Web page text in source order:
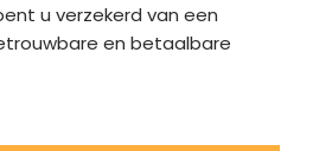
u verzekerd van een
en betaalbare